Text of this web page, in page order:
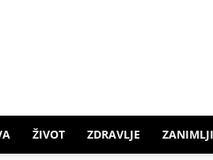
ŽIVOT ZDRAVLJE